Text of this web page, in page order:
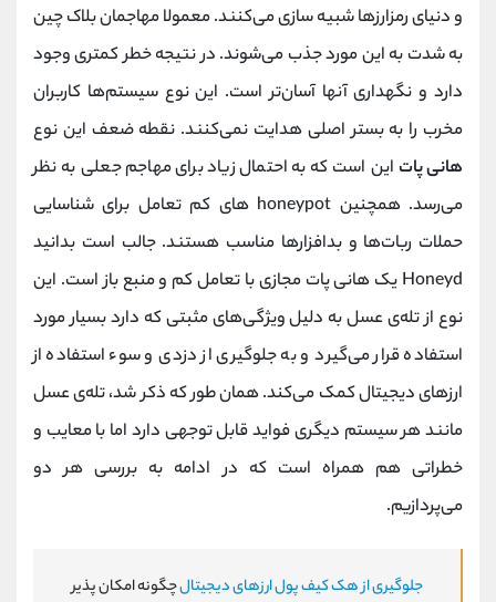
و دنیای رمزارزها شبیه ‌سازی می‌کنند. معمولا مهاجمان بلاک چین
به شدت به این مورد جذب می‌شوند. در نتیجه خطر کمتری وجود
دارد و نگهداری آنها آسان‌تر است. این نوع سیستم‌ها کاربران
مخرب را به بستر اصلی هدایت نمی‌کنند. نقطه ضعف این نوع
هانی پات این است که به احتمال زیاد برای مهاجم جعلی به نظر
می‌رسد. همچنین honeypot های کم تعامل برای شناسایی
حملات ربات‌ها و بدافزارها مناسب هستند. جالب است بدانید
Honeyd یک هانی پات مجازی با تعامل کم و منبع باز است. این
نوع از تله‌ی عسل به دلیل ویژگی‌های مثبتی که دارد بسیار مورد
استفاده قرار می‌گیرد و به جلوگیری از دزدی و سوء استفاده از
ارزهای دیجیتال کمک می‌کند. همان طور که ذکر شد، تله‌ی عسل
مانند هر سیستم دیگری فواید قابل توجهی دارد اما با معایب و
خطراتی هم همراه است که در ادامه به بررسی هر دو
می‌پردازیم.
جلوگیری از هک کیف پول ارزهای دیجیتالچگونه امکان پذیر